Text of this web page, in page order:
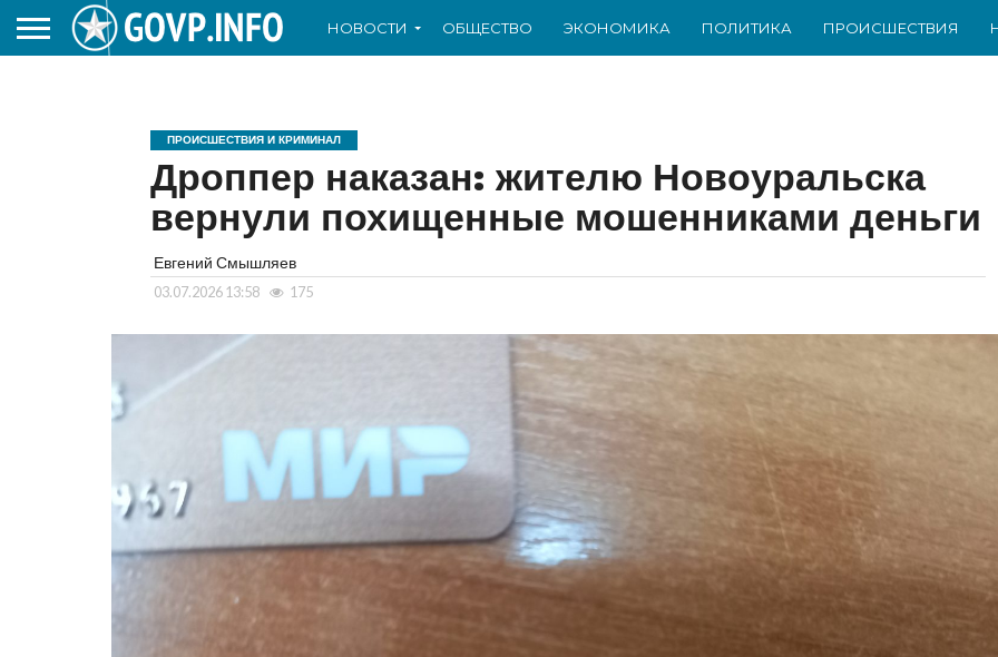
НОВОСТИ ОБЩЕСТВО ЭКОНОМИКА ПОЛИТИКА ПРОИСШЕСТВИЯ
ПРОИСШЕСТВИЯ И КРИМИНАЛ
Дроппер наказан: жителю Новоуральска
вернули похищенные мошенниками деньги
Евгений Смышляев
03.07.2026 13:58 175